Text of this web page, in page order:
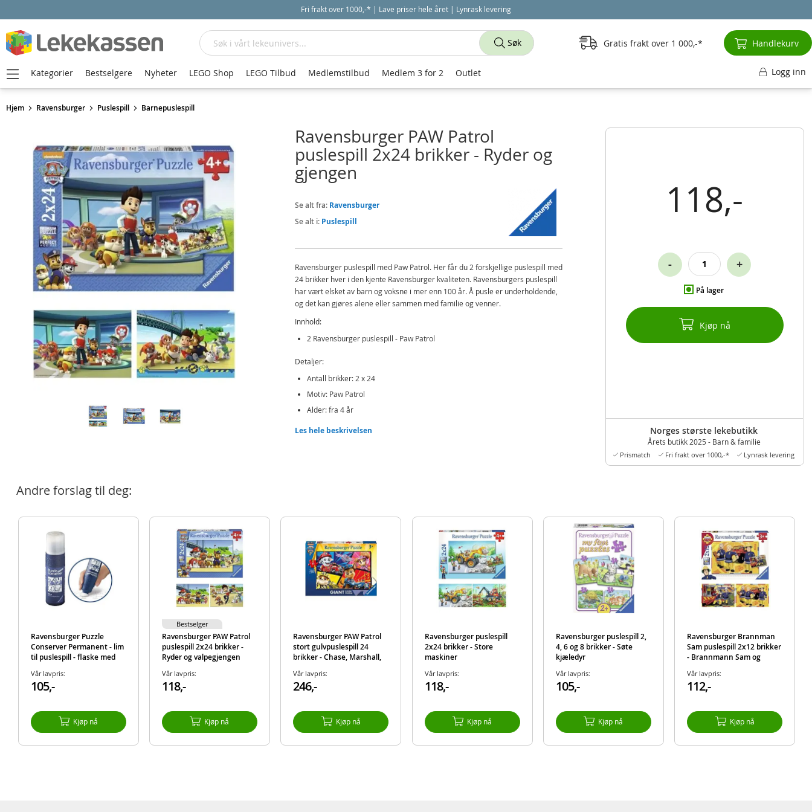
Fri frakt over 1000,-* | Lave priser hele året | Lynrask levering
Hjem Ravensburger Puslespill Barnepuslespill
118,-
På lager
- +
Kjøp nå
Norges største lekebutikk
Årets butikk 2025 - Barn & familie
Prismatch Fri frakt over 1000,-* Lynrask levering
Ravensburger PAW Patrol
puslespill 2x24 brikker - Ryder og
gjengen
Se alt fra: Ravensburger
Se alt i: Puslespill
Ravensburger puslespill med Paw Patrol. Her får du 2 forskjellige puslespill med
24 brikker hver i den kjente Ravensburger kvaliteten. Ravensburgers puslespill
har vært elsket av barn og voksne i mer enn 100 år. Å pusle er underholdende,
og det kan gjøres alene eller sammen med familie og venner.
Innhold:
2 Ravensburger puslespill - Paw Patrol
Detaljer:
Antall brikker: 2 x 24
Motiv: Paw Patrol
Alder: fra 4 år
Produktdetaljer
Modell
Les hele beskrivelsen
Andre forslag til deg:
Ravensburger Puzzle
Conserver Permanent - lim
til puslespill - flaske med
Vår lavpris:
105,-
Kjøp nå
Ravensburger PAW Patrol
puslespill 2x24 brikker -
Ryder og valpegjengen
Vår lavpris:
118,-
Kjøp nå
Bestselger
Ravensburger PAW Patrol
stort gulvpuslespill 24
brikker - Chase, Marshall,
Vår lavpris:
246,-
Kjøp nå
Ravensburger puslespill
2x24 brikker - Store
maskiner
Vår lavpris:
118,-
Kjøp nå
Ravensburger puslespill 2,
4, 6 og 8 brikker - Søte
kjæledyr
Vår lavpris:
105,-
Kjøp nå
Ravensburger Brannman
Sam puslespill 2x12 brikker
- Brannmann Sam og
Vår lavpris:
112,-
Kjøp nå
Søk
Søk Gratis frakt over 1 000,- Handlekurv
Kategorier Bestselgere Nyheter LEGO Shop LEGO Tilbud Medlemstilbud Medlem 3 for 2 Outlet Logg inn